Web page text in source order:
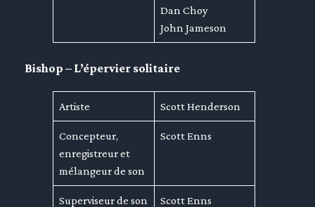
Dan Choy
John Jameson
Bishop – L’épervier solitaire
Artiste Scott Henderson
Concepteur,
enregistreur et
mélangeur de son
Scott Enns
Superviseur de son Scott Enns